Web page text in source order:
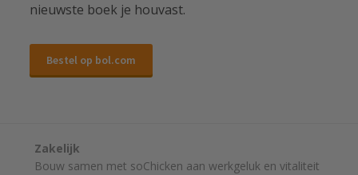
nieuwste boek je houvast.
Bestel op bol.com
Zakelijk
Bouw samen met soChicken aan werkgeluk en vitaliteit